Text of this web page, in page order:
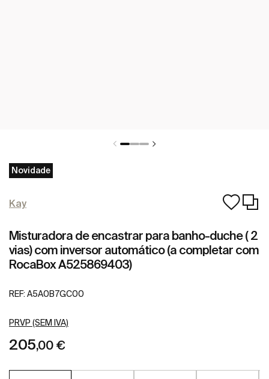
Novidade
Kay
Misturadora de encastrar para banho-duche ( 2
vias) com inversor automático (a completar com
RocaBox A525869403)
REF: A5A0B7GC00
PRVP (SEM IVA)
205,00 €